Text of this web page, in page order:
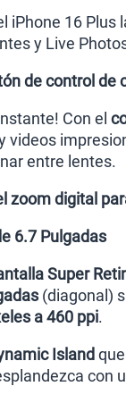
iPhone 16 Plus
y Live
de control de
Con el
entre lentes.
zoom digital
6.7 Pulgadas
Super
(diagonal)
a 460 ppi.
Island
con